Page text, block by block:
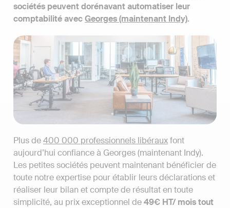
sociétés peuvent dorénavant automatiser leur
comptabilité avecGeorges (maintenant Indy).
Plus de400 000 professionnels libérauxfont
aujourd’hui confiance à Georges (maintenant Indy).
Les petites sociétés peuvent maintenant bénéficier de
toute notre expertise pour établir leurs déclarations et
réaliser leur bilan et compte de résultat en toute
simplicité, au prix exceptionnel de49€ HT/ mois tout